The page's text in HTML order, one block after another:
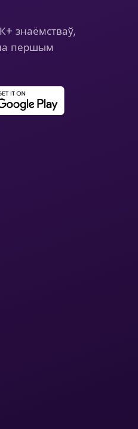
знаёмстваў,
першым